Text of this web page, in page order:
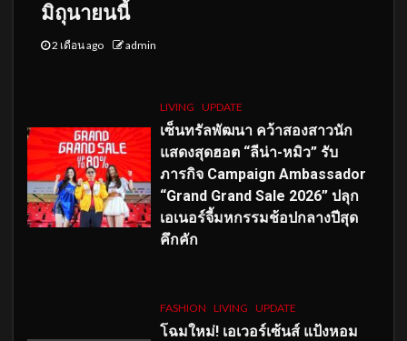
มิถุนายนนี้
2 เดือน ago admin
LIVING UPDATE
เซ็นทรัลพัฒนา คว้าสองสาวนัก
แสดงสุดฮอต “ลีน่า-หมิว” รับ
ภารกิจ Campaign Ambassador
“Grand Grand Sale 2026” ปลุก
เอเนอร์จี้มหกรรมช้อปกลางปีสุด
คึกคัก
FASHION LIVING UPDATE
โฉมใหม่! เอเวอร์เซ้นส์ แป้งหอม